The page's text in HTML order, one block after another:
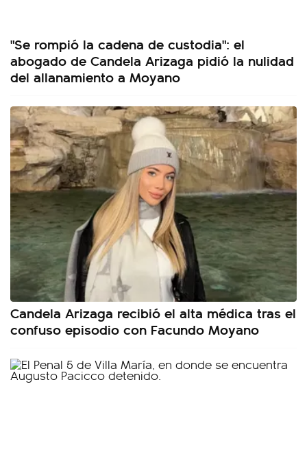
"Se rompió la cadena de custodia": el
abogado de Candela Arizaga pidió la nulidad
del allanamiento a Moyano
Candela Arizaga recibió el alta médica tras el
confuso episodio con Facundo Moyano